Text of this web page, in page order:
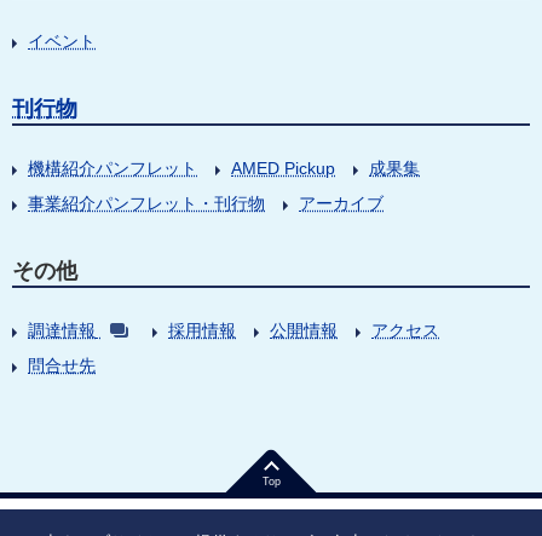
イベント
刊行物
機構紹介パンフレット AMED Pickup
成果集
事業紹介パンフレット・刊行物
アーカイブ
その他
調達情報 採用情報 公開情報
アクセス
問合せ先
Top